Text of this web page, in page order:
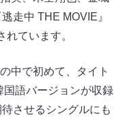
走中 THE MOVIE』
ています。
中で初めて、タイト
国語バージョンが収録
させるシングルにも